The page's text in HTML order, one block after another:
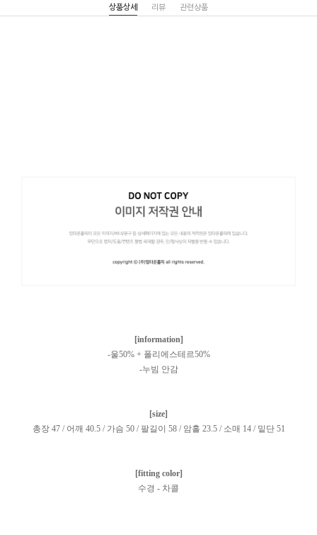
상품상세 리뷰 관련상품
[information]
-울50% + 폴리에스테르50%
-누빔 안감
[size]
총장 47 / 어깨 40.5 / 가슴 50 / 팔길이 58 / 암홀 23.5 / 소매 14 / 밑단 51
[fitting color]
수경 - 차콜